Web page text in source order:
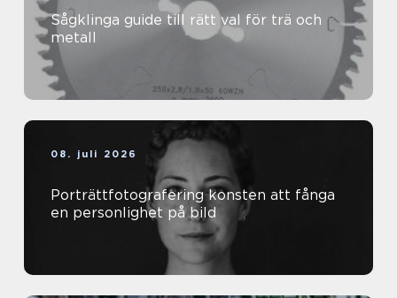
Sågklinga guide till rätt val för trä och
metall
08. juli 2026
Porträttfotografering konsten att fånga
en personlighet på bild